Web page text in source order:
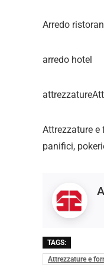
Arredo
arredo hotel
Attrezzature e
panifici,
TAGS:
Attrezzature e